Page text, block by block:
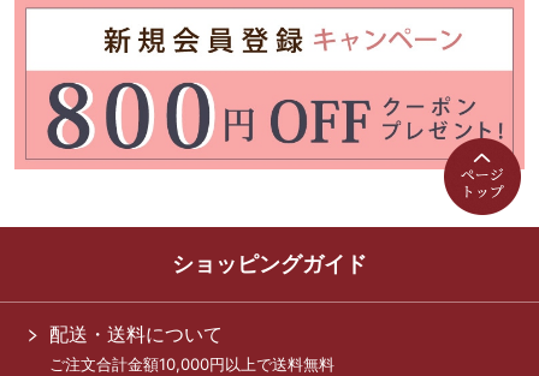
ショッピングガイド
配送・送料について
ご注文合計金額10,000円以上で送料無料